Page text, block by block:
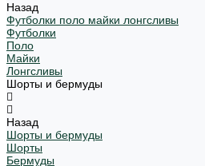
Назад
Футболки поло майки лонгсливы
Футболки
Поло
Майки
Лонгсливы
Шорты и бермуды
Назад
Шорты и бермуды
Шорты
Бермуды